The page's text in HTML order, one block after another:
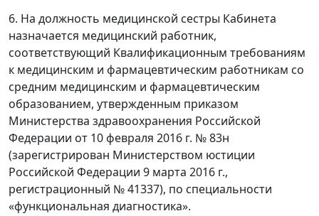
6. На должность медицинской сестры Кабинета
назначается медицинский работник,
соответствующий Квалификационным требованиям
к медицинским и фармацевтическим работникам со
средним медицинским и фармацевтическим
образованием, утвержденным приказом
Министерства здравоохранения Российской
Федерации от 10 февраля 2016 г. № 83н
(зарегистрирован Министерством юстиции
Российской Федерации 9 марта 2016 г.,
регистрационный № 41337), по специальности
«функциональная диагностика».